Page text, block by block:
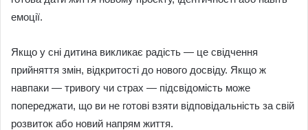
емоції.
Якщо у сні дитина викликає радість — це свідчення
прийняття змін, відкритості до нового досвіду. Якщо ж
навпаки — тривогу чи страх — підсвідомість може
попереджати, що ви не готові взяти відповідальність за свій
розвиток або новий напрям життя.